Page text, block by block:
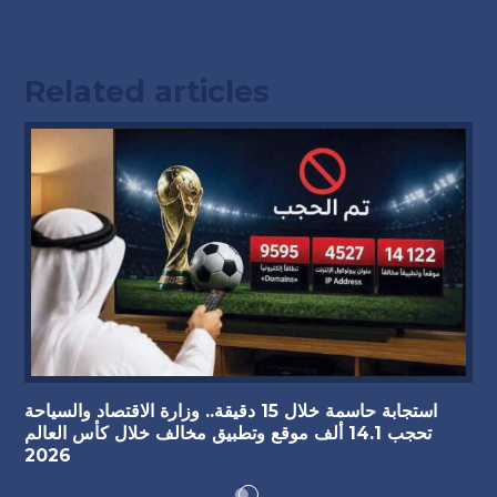
Related articles
استجابة حاسمة خلال 15 دقيقة.. وزارة الاقتصاد والسياحة
تحجب 14.1 ألف موقع وتطبيق مخالف خلال كأس العالم
2026